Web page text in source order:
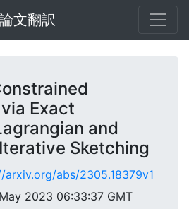
文翻訳
Exact
and
Sketching
arxiv.org/abs/2305.18379v1
2023 06:33:37 GMT